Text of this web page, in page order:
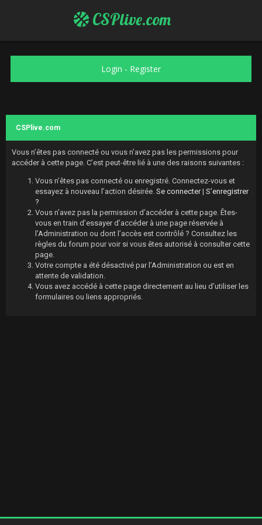
CSPlive.com
Login - Register
CSPlive.com
Vous n’êtes pas connecté ou vous n’avez pas les permissions pour
accéder à cette page. C’est peut-être lié à une des raisons suivantes :
Vous n’êtes pas connecté ou enregistré. Connectez-vous et
essayez à nouveau l’action désirée. Se connecter| S’enregistrer
?
Vous n’avez pas la permission d’accéder à cette page. Êtes-
vous en train d’essayer d’accéder à une page réservée à
l’Administration ou dont l’accès est contrôlé ? Consultez les
règles du forum pour voir si vous êtes autorisé à consulter cette
page.
Votre compte a été désactivé par l’Administration ou est en
attente de validation.
Vous avez accédé à cette page directement au lieu d’utiliser les
formulaires ou liens appropriés.